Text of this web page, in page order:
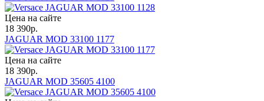
Цена на сайте
18 390р.
JAGUAR MOD 33100 1177
Цена на сайте
18 390р.
JAGUAR MOD 35605 4100